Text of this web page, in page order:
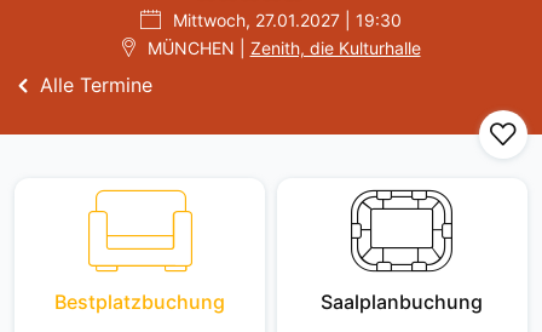
Mittwoch, 27.01.2027 | 19:30
MÜNCHEN | Zenith, die Kulturhalle
Alle Termine
Bestplatzbuchung Saalplanbuchung